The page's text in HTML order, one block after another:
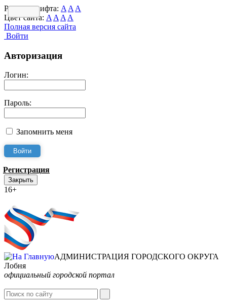
Размер шрифта: A A A
Цвет сайта: A A A A
Полная версия сайта
Войти
Авторизация
Логин:
Пароль:
Запомнить меня
Регистрация
Закрыть
16+
АДМИНИСТРАЦИЯ ГОРОДСКОГО ОКРУГА
Лобня
официальный городской портал